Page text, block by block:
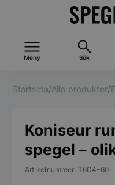
Meny Sök
Startsida/Alla produkter/
Koniseur
spegel –
Artikelnummer: T604-60